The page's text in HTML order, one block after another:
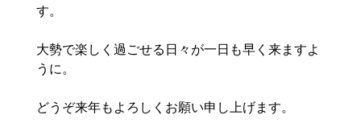
す。
大勢で楽しく過ごせる日々が一日も早く来ますよ
うに。
どうぞ来年もよろしくお願い申し上げます。